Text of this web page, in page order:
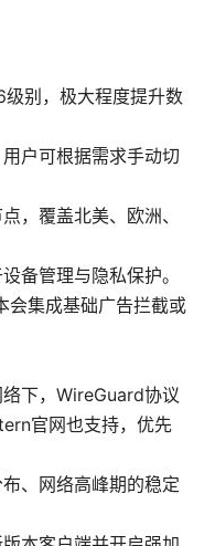
别，极大程度提升数
户可根据需求手动切
，覆盖北美、欧洲、
备管理与隐私保护。
会集成基础广告拦截或
下，WireGuard协议
官网也支持，优先
、网络高峰期的稳定